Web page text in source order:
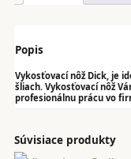
cm,
82891-
15
Popis
Vykosťovací nôž Dick, je
šliach. Vykosťovací nôž
profesionálnu prácu vo
Súvisiace produkty